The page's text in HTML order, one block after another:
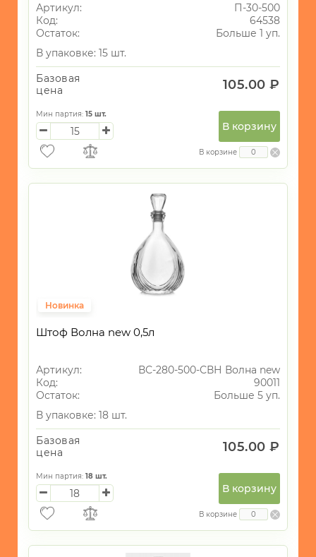
Артикул:
П-30-500
Код:
64538
Остаток:
Больше 1 уп.
В упаковке: 15 шт.
Базовая
цена
105.00 ₽
Мин партия: 15 шт.
В корзину
В корзине
Новинка
Штоф Волна new 0,5л
Артикул:
ВС-280-500-СВН Волна new
Код:
90011
Остаток:
Больше 5 уп.
В упаковке: 18 шт.
Базовая
цена
105.00 ₽
Мин партия: 18 шт.
В корзину
В корзине